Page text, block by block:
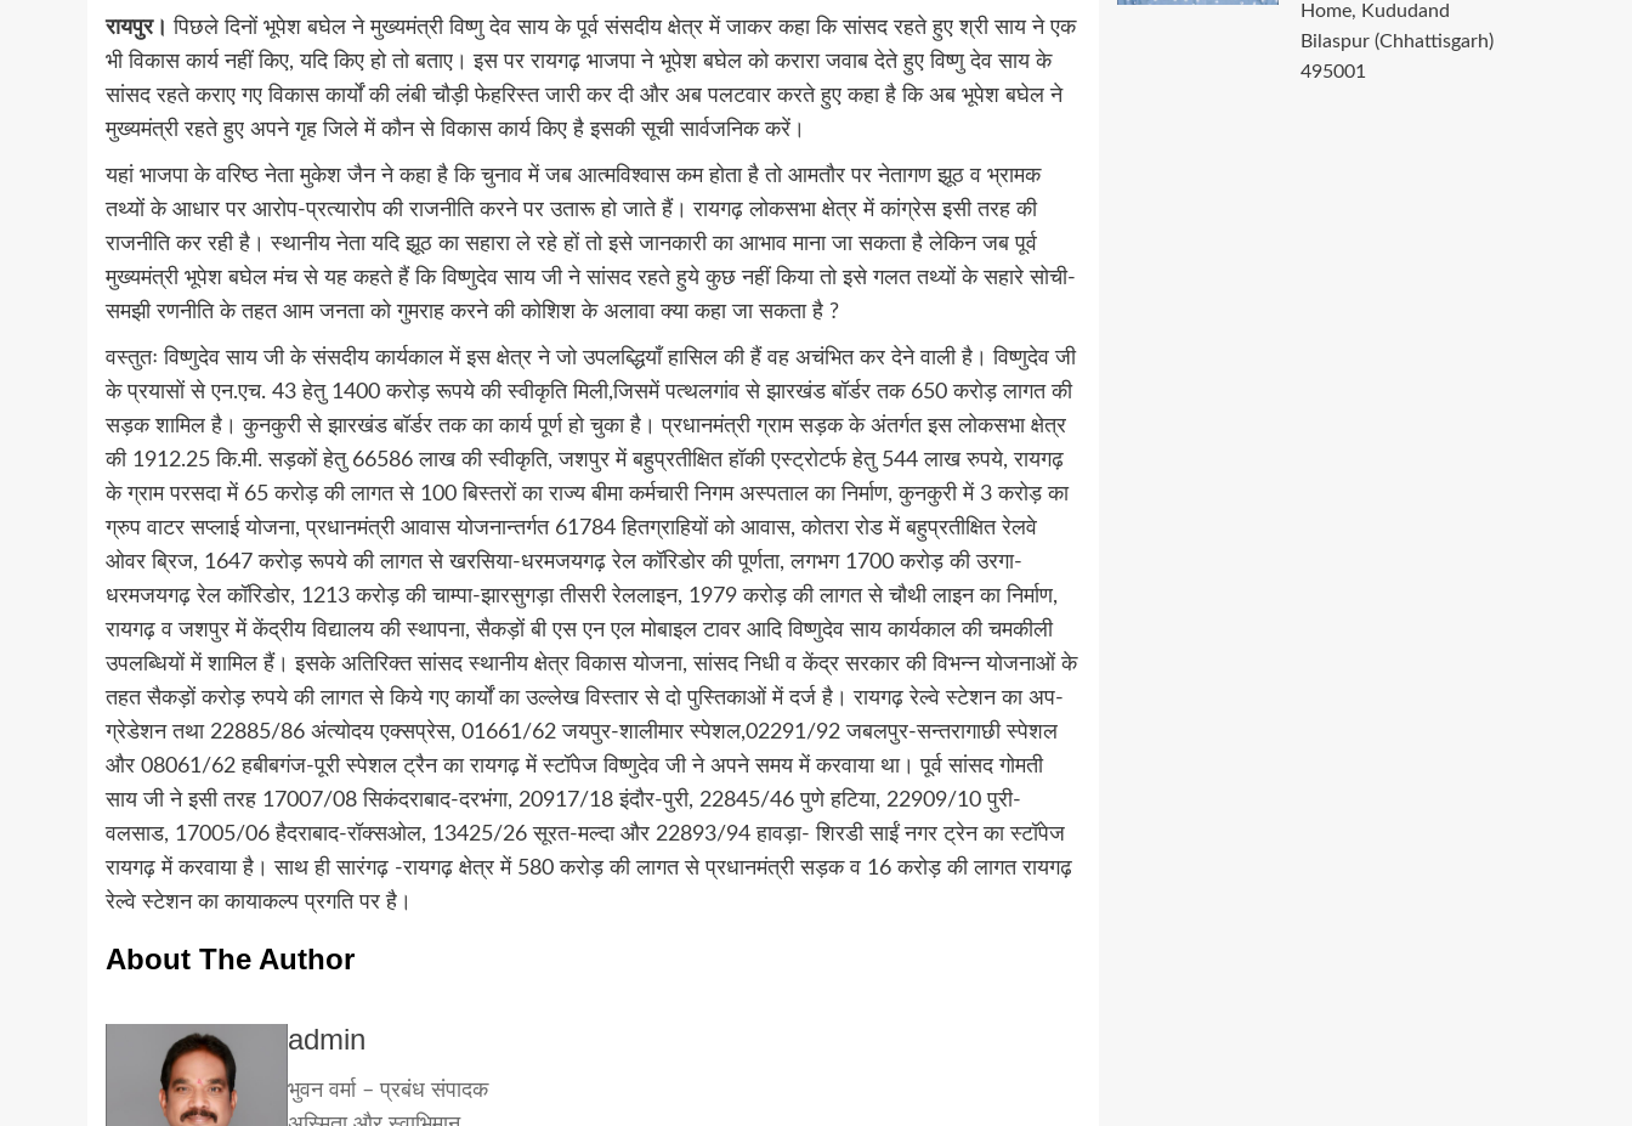
रायपुर। पिछले दिनों भूपेश बघेल ने मुख्यमंत्री विष्णु देव साय के पूर्व संसदीय क्षेत्र में जाकर कहा कि सांसद रहते हुए श्री साय ने एक
भी विकास कार्य नहीं किए, यदि किए हो तो बताए। इस पर रायगढ़ भाजपा ने भूपेश बघेल को करारा जवाब देते हुए विष्णु देव साय के
सांसद रहते कराए गए विकास कार्यों की लंबी चौड़ी फेहरिस्त जारी कर दी और अब पलटवार करते हुए कहा है कि अब भूपेश बघेल ने
मुख्यमंत्री रहते हुए अपने गृह जिले में कौन से विकास कार्य किए है इसकी सूची सार्वजनिक करें।
यहां भाजपा के वरिष्ठ नेता मुकेश जैन ने कहा है कि चुनाव में जब आत्मविश्वास कम होता है तो आमतौर पर नेतागण झूठ व भ्रामक
तथ्यों के आधार पर आरोप-प्रत्यारोप की राजनीति करने पर उतारू हो जाते हैं। रायगढ़ लोकसभा क्षेत्र में कांग्रेस इसी तरह की
राजनीति कर रही है। स्थानीय नेता यदि झूठ का सहारा ले रहे हों तो इसे जानकारी का आभाव माना जा सकता है लेकिन जब पूर्व
मुख्यमंत्री भूपेश बघेल मंच से यह कहते हैं कि विष्णुदेव साय जी ने सांसद रहते हुये कुछ नहीं किया तो इसे गलत तथ्यों के सहारे सोची-
समझी रणनीति के तहत आम जनता को गुमराह करने की कोशिश के अलावा क्या कहा जा सकता है ?
वस्तुतः विष्णुदेव साय जी के संसदीय कार्यकाल में इस क्षेत्र ने जो उपलब्द्धियाँ हासिल की हैं वह अचंभित कर देने वाली है। विष्णुदेव जी
के प्रयासों से एन.एच. 43 हेतु 1400 करोड़ रूपये की स्वीकृति मिली,जिसमें पत्थलगांव से झारखंड बॉर्डर तक 650 करोड़ लागत की
सड़क शामिल है। कुनकुरी से झारखंड बॉर्डर तक का कार्य पूर्ण हो चुका है। प्रधानमंत्री ग्राम सड़क के अंतर्गत इस लोकसभा क्षेत्र
की 1912.25 कि.मी. सड़कों हेतु 66586 लाख की स्वीकृति, जशपुर में बहुप्रतीक्षित हॉकी एस्ट्रोटर्फ हेतु 544 लाख रुपये, रायगढ़
के ग्राम परसदा में 65 करोड़ की लागत से 100 बिस्तरों का राज्य बीमा कर्मचारी निगम अस्पताल का निर्माण, कुनकुरी में 3 करोड़ का
ग्रुप वाटर सप्लाई योजना, प्रधानमंत्री आवास योजनान्तर्गत 61784 हितग्राहियों को आवास, कोतरा रोड में बहुप्रतीक्षित रेलवे
ओवर ब्रिज, 1647 करोड़ रूपये की लागत से खरसिया-धरमजयगढ़ रेल कॉरिडोर की पूर्णता, लगभग 1700 करोड़ की उरगा-
धरमजयगढ़ रेल कॉरिडोर, 1213 करोड़ की चाम्पा-झारसुगड़ा तीसरी रेललाइन, 1979 करोड़ की लागत से चौथी लाइन का निर्माण,
रायगढ़ व जशपुर में केंद्रीय विद्यालय की स्थापना, सैकड़ों बी एस एन एल मोबाइल टावर आदि विष्णुदेव साय कार्यकाल की चमकीली
उपलब्धियों में शामिल हैं। इसके अतिरिक्त सांसद स्थानीय क्षेत्र विकास योजना, सांसद निधी व केंद्र सरकार की विभन्न योजनाओं के
तहत सैकड़ों करोड़ रुपये की लागत से किये गए कार्यों का उल्लेख विस्तार से दो पुस्तिकाओं में दर्ज है। रायगढ़ रेल्वे स्टेशन का अप-
ग्रेडेशन तथा 22885/86 अंत्योदय एक्सप्रेस, 01661/62 जयपुर-शालीमार स्पेशल,02291/92 जबलपुर-सन्तरागाछी स्पेशल
और 08061/62 हबीबगंज-पूरी स्पेशल ट्रैन का रायगढ़ में स्टॉपेज विष्णुदेव जी ने अपने समय में करवाया था। पूर्व सांसद गोमती
साय जी ने इसी तरह 17007/08 सिकंदराबाद-दरभंगा, 20917/18 इंदौर-पुरी, 22845/46 पुणे हटिया, 22909/10 पुरी-
वलसाड, 17005/06 हैदराबाद-रॉक्सओल, 13425/26 सूरत-मल्दा और 22893/94 हावड़ा- शिरडी साईं नगर ट्रेन का स्टॉपेज
रायगढ़ में करवाया है। साथ ही सारंगढ़ -रायगढ़ क्षेत्र में 580 करोड़ की लागत से प्रधानमंत्री सड़क व 16 करोड़ की लागत रायगढ़
रेल्वे स्टेशन का कायाकल्प प्रगति पर है।
About The Author
admin
भुवन वर्मा – प्रबंध संपादक
Home, Kududand
Bilaspur (Chhattisgarh)
495001